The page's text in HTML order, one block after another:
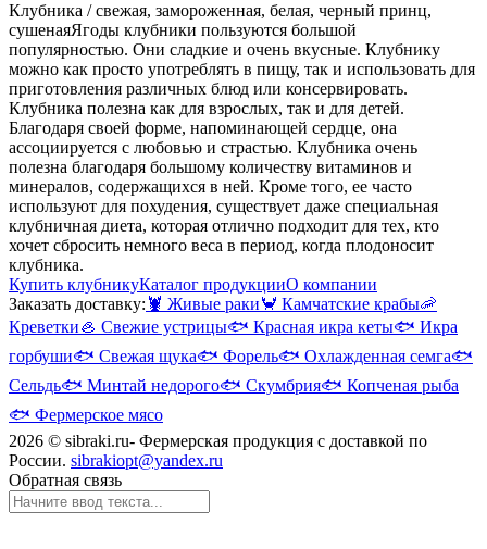
Клубника / свежая, замороженная, белая, черный принц,
сушенаяЯгоды клубники пользуются большой
популярностью. Они сладкие и очень вкусные. Клубнику
можно как просто употреблять в пищу, так и использовать для
приготовления различных блюд или консервировать.
Клубника полезна как для взрослых, так и для детей.
Благодаря своей форме, напоминающей сердце, она
ассоциируется с любовью и страстью. Клубника очень
полезна благодаря большому количеству витаминов и
минералов, содержащихся в ней. Кроме того, ее часто
используют для похудения, существует даже специальная
клубничная диета, которая отлично подходит для тех, кто
хочет сбросить немного веса в период, когда плодоносит
клубника.
Купить клубникуКаталог продукцииО компании
Заказать доставку: 🦞 Живые раки🦀 Камчатские крабы🦐
Креветки🦪 Свежие устрицы🐟 Красная икра кеты🐟 Икра
горбуши🐟 Свежая щука🐟 Форель🐟 Охлажденная семга🐟
Сельдь🐟 Минтай недорого🐟 Скумбрия🐟 Копченая рыба
🐟 Фермерское мясо
2026 © sibraki.ru- Фермерская продукция с доставкой по
России. sibrakiopt@yandex.ru
Обратная связь